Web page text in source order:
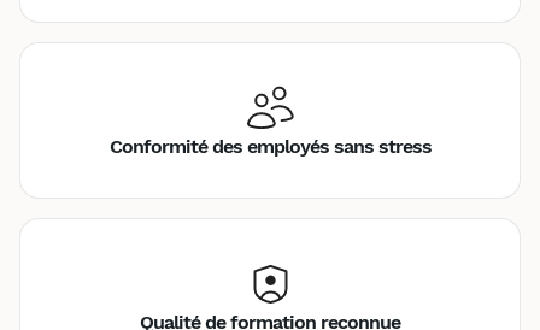
Conformité des employés sans stress
Qualité de formation reconnue